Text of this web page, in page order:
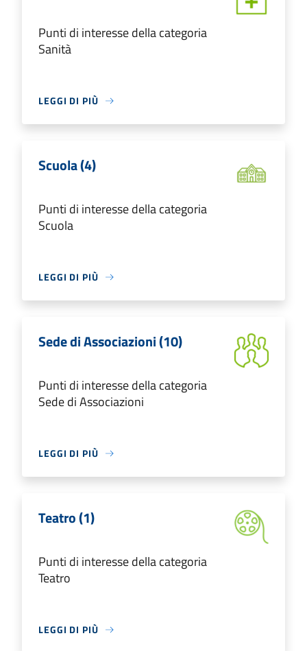
Punti di interesse della categoria
Sanità
LEGGI DI PIÙ
Scuola (4)
Punti di interesse della categoria
Scuola
LEGGI DI PIÙ
Sede di Associazioni (10)
Punti di interesse della categoria
Sede di Associazioni
LEGGI DI PIÙ
Teatro (1)
Punti di interesse della categoria
Teatro
LEGGI DI PIÙ